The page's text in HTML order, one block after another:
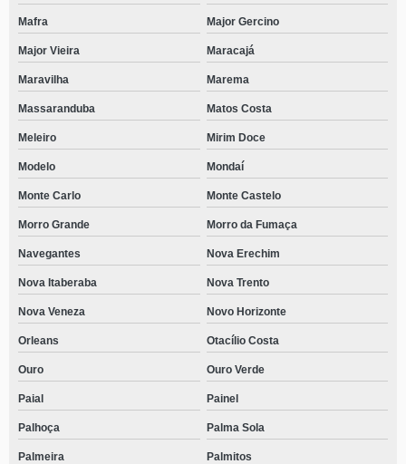
Mafra Major Gercino
Major Vieira Maracajá
Maravilha Marema
Massaranduba Matos Costa
Meleiro Mirim Doce
Modelo Mondaí
Monte Carlo Monte Castelo
Morro Grande Morro da Fumaça
Navegantes Nova Erechim
Nova Itaberaba Nova Trento
Nova Veneza Novo Horizonte
Orleans Otacílio Costa
Ouro Ouro Verde
Paial Painel
Palhoça Palma Sola
Palmeira Palmitos